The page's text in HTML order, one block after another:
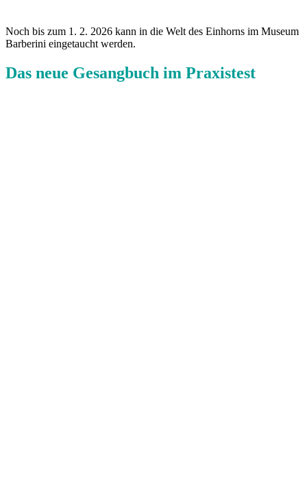
Noch bis zum 1. 2. 2026 kann in die Welt des Einhorns im Museum
Barberini eingetaucht werden.
Das neue Gesangbuch im Praxistest